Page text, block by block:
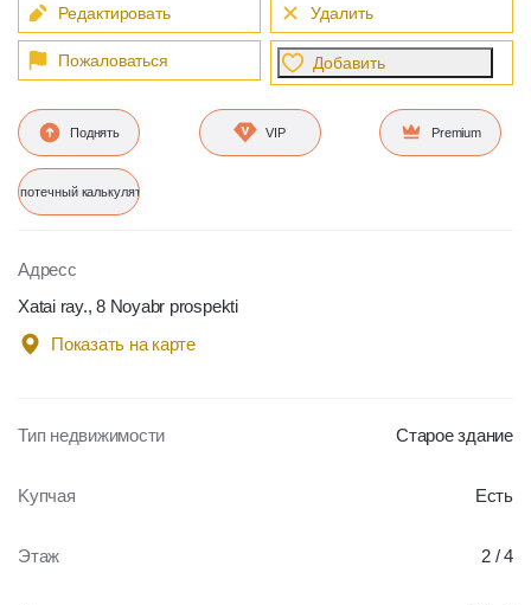
Пожаловаться
Редактировать Удалить
Добавить
Поднять VIP Premium
Ипотечный калькулятор
Адресс
Xatai ray., 8 Noyabr prospekti
Показать на карте
Тип недвижимости Старое здание
Kупчая Есть
Этаж 2 / 4